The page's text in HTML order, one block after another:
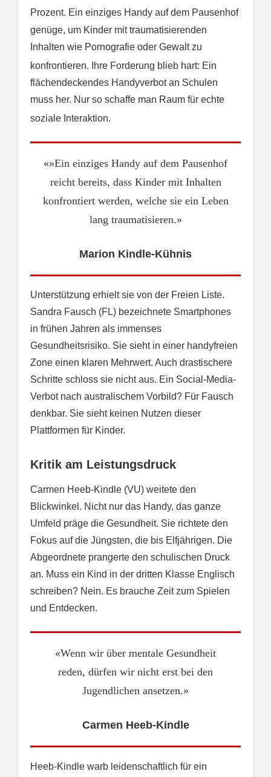
Prozent. Ein einziges Handy auf dem Pausenhof
genüge, um Kinder mit traumatisierenden
Inhalten wie Pornografie oder Gewalt zu
konfrontieren. Ihre Forderung blieb hart: Ein
flächendeckendes Handyverbot an Schulen
muss her. Nur so schaffe man Raum für echte
soziale Interaktion.
«»Ein einziges Handy auf dem Pausenhof
reicht bereits, dass Kinder mit Inhalten
konfrontiert werden, welche sie ein Leben
lang traumatisieren.»
Marion Kindle-Kühnis
Unterstützung erhielt sie von der Freien Liste.
Sandra Fausch (FL) bezeichnete Smartphones
in frühen Jahren als immenses
Gesundheitsrisiko. Sie sieht in einer handyfreien
Zone einen klaren Mehrwert. Auch drastischere
Schritte schloss sie nicht aus. Ein Social-Media-
Verbot nach australischem Vorbild? Für Fausch
denkbar. Sie sieht keinen Nutzen dieser
Plattformen für Kinder.
Kritik am Leistungsdruck
Carmen Heeb-Kindle (VU) weitete den
Blickwinkel. Nicht nur das Handy, das ganze
Umfeld präge die Gesundheit. Sie richtete den
Fokus auf die Jüngsten, die bis Elfjährigen. Die
Abgeordnete prangerte den schulischen Druck
an. Muss ein Kind in der dritten Klasse Englisch
schreiben? Nein. Es brauche Zeit zum Spielen
und Entdecken.
«Wenn wir über mentale Gesundheit
reden, dürfen wir nicht erst bei den
Jugendlichen ansetzen.»
Carmen Heeb-Kindle
Heeb-Kindle warb leidenschaftlich für ein